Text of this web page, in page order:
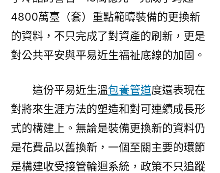
4800萬臺（套）重點範疇裝備的更換新
的資料，不只完成了對資產的刷新，更是
對公共平安與平易近生福祉底線的加固。
這份平易近生溫包養管道度還表現在
對將來生涯方法的塑造和對可連續成長形
式的構建上。無論是裝備更換新的資料仍
是花費品以舊換新，一個至關主要的環節
是構建收受接管輪迴系統，政策不只追蹤